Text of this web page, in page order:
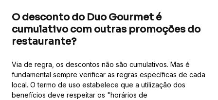
O desconto do Duo Gourmet é
cumulativo com outras promoções do
restaurante?
Via de regra, os descontos não são cumulativos. Mas é
fundamental sempre verificar as regras específicas de cada
local. O termo de uso estabelece que a utilização dos
benefícios deve respeitar os "horários de